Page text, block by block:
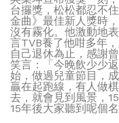
台攞獎，松松都忍不
金曲》最佳新人獎時
沒有霧化。他激動地
言TVB養了他咁多年
自己退休為止，感謝
笑言：「今晚飲少少
始，做過兒童節目，
贏在起跑線，有人做
去，就會見到風景，
15年後大家聽到呢個